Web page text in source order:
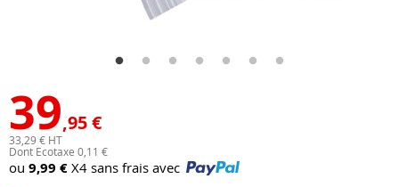
39,95 €
33,29 € HT
Dont Ecotaxe 0,11 €
ou 9,99 € X4 sans frais avec